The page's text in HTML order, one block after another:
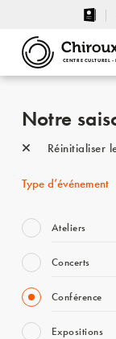
CENTRE CULTUREL -
Notre
Réinitialiser
Type d’événement
Ateliers
Concerts
Conférence
Expositions